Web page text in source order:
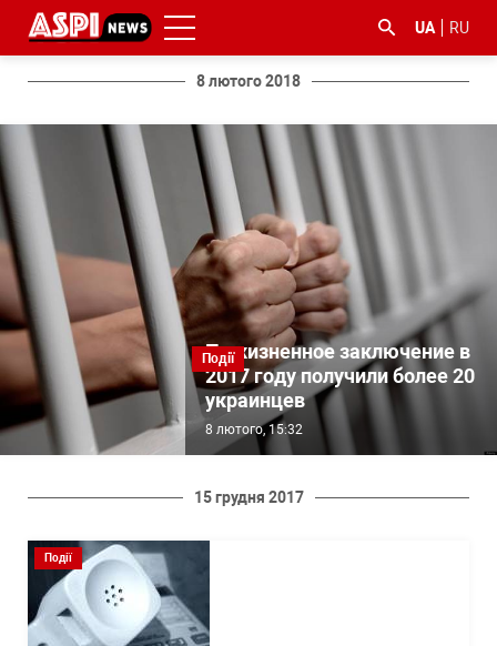
UA RU
8 лютого 2018
Події
Пожизненное заключение в
2017 году получили более 20
украинцев
8 лютого, 15:32
15 грудня 2017
Події
#ООС
#боротьба
корупцією
#ДФС #Київ #коронавірус